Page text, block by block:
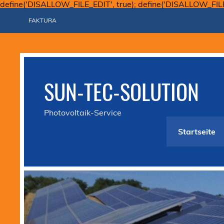
define('DISALLOW_FILE_EDIT', true);
FAKTURA
SUN-TEC-SOLUTION
Photovoltaik-Service
Startseite